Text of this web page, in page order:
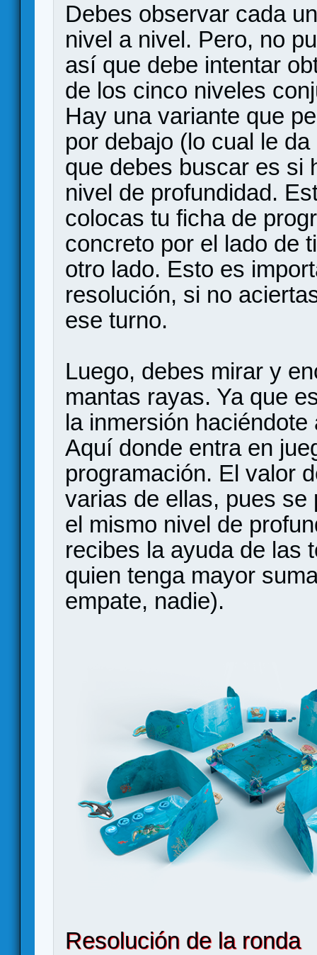
Debes observar cada
nivel a nivel. Pero, no
así que debe intentar
de los cinco niveles
Hay una variante que
por debajo (lo cual le
que debes buscar es si
nivel de profundidad.
colocas tu ficha de
concreto por el lado de
otro lado. Esto es
resolución, si no
ese turno.
Luego, debes mirar y
mantas rayas. Ya que
la inmersión
Aquí donde entra en
programación. El valor
varias de ellas, pues se
el mismo nivel de
recibes la ayuda de las
quien tenga mayor
empate, nadie).
Resolución de la ronda